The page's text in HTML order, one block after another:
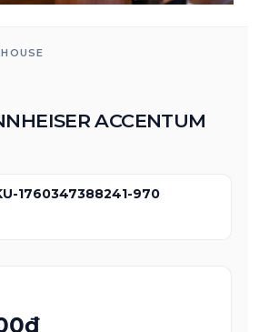
ACCENTUM
1760347388241-970